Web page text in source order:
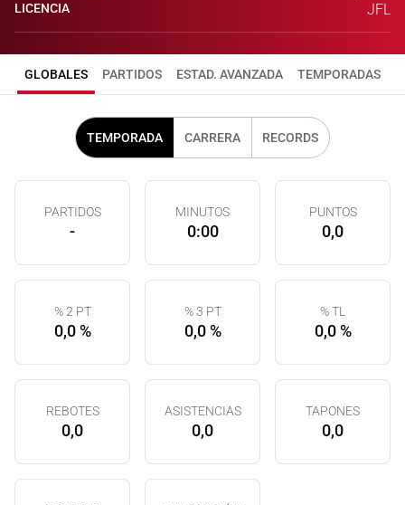
LICENCIA JFL
GLOBALES PARTIDOS ESTAD. AVANZADA TEMPORADAS
TEMPORADA CARRERA RECORDS
PARTIDOS
-
MINUTOS
0:00
PUNTOS
0,0
% 2 PT
0,0 %
% 3 PT
0,0 %
% TL
0,0 %
REBOTES
0,0
ASISTENCIAS
0,0
TAPONES
0,0